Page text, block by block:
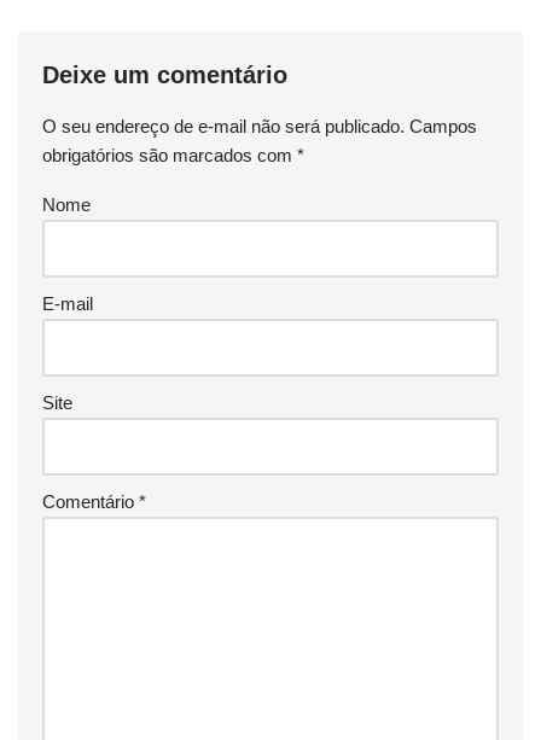
Deixe um comentário
O seu endereço de e-mail não será publicado. Campos
obrigatórios são marcados com *
Nome
E-mail
Site
Comentário *